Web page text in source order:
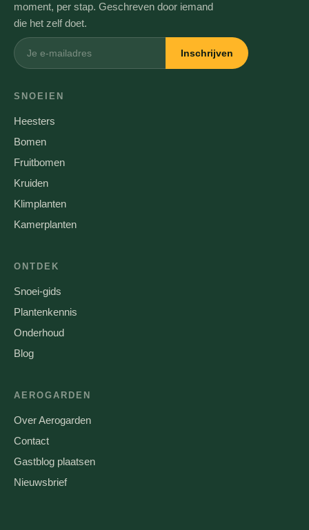
moment, per stap. Geschreven door iemand
die het zelf doet.
Inschrijven
SNOEIEN
Heesters
Bomen
Fruitbomen
Kruiden
Klimplanten
Kamerplanten
ONTDEK
Snoei-gids
Plantenkennis
Onderhoud
Blog
AEROGARDEN
Over Aerogarden
Contact
Gastblog plaatsen
Nieuwsbrief